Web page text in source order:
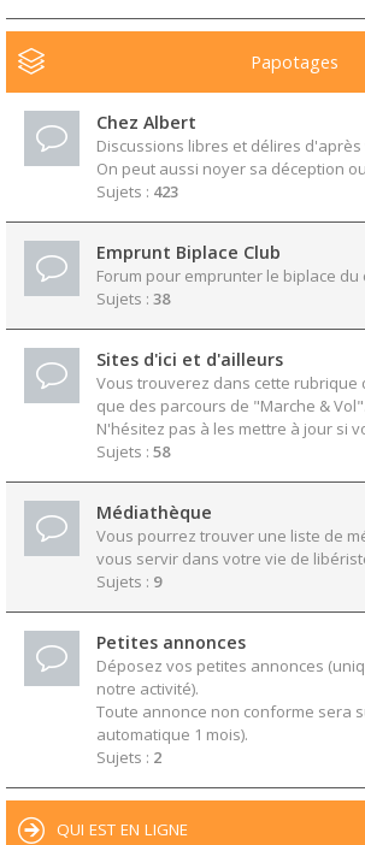
Papotages
Chez Albert
Discussions libres et délires d'après
On peut aussi noyer sa déception
Sujets : 423
Emprunt Biplace Club
Forum pour emprunter le biplace du
Sujets : 38
Sites d'ici et d'ailleurs
Vous trouverez dans cette rubrique
que des parcours de "Marche & Vol".
N'hésitez pas à les mettre à jour si
Sujets : 58
Médiathèque
Vous pourrez trouver une liste de
vous servir dans votre vie de
Sujets : 9
Petites annonces
Déposez vos petites annonces
notre activité).
Toute annonce non conforme sera
automatique 1 mois).
Sujets : 2
QUI EST EN LIGNE